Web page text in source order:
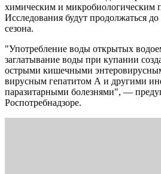
химическим и микробиологическим
Исследования будут продолжаться
сезона.
"Употребление воды открытых
заглатывание воды при купании
острыми кишечными
вирусным гепатитом А и другими
паразитарными болезнями", —
Роспотребнадзоре.